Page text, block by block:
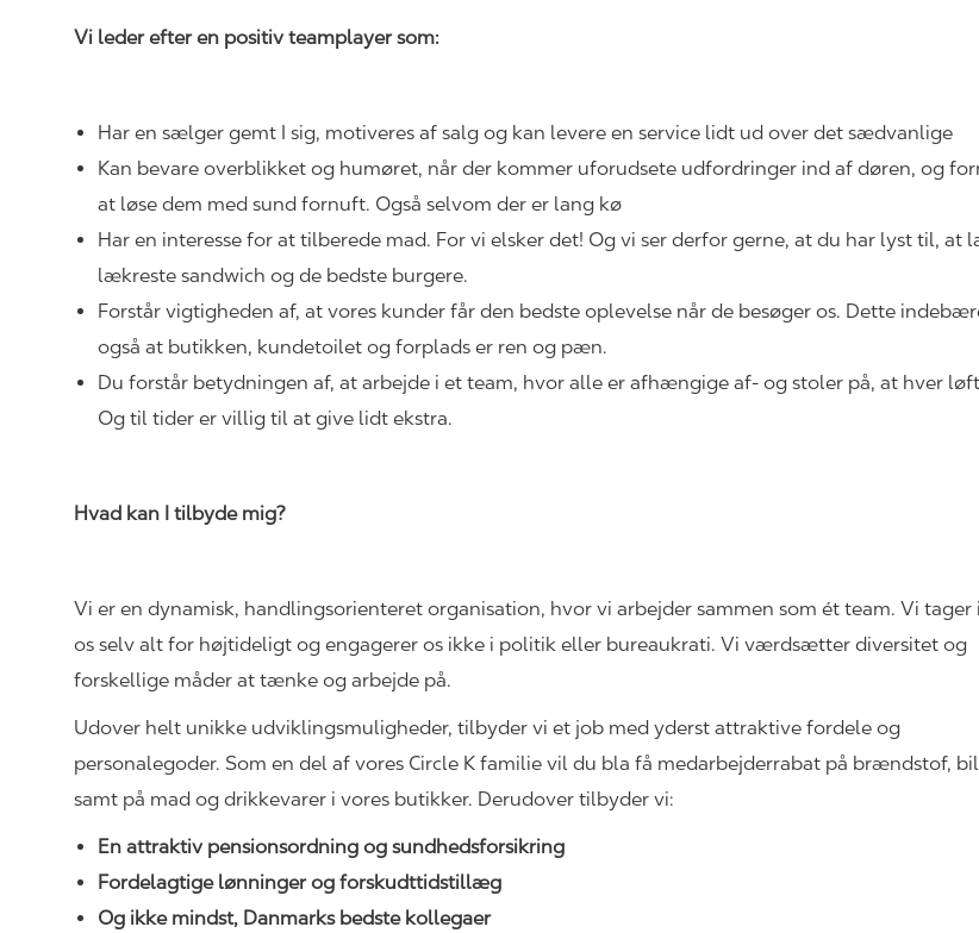
Vi leder efter en positiv teamplayer som:
Har en sælger gemt I sig, motiveres af salg og kan levere en service lidt ud over det sædvanlige
Kan bevare overblikket og humøret, når der kommer uforudsete udfordringer ind af døren, og
at løse dem med sund fornuft. Også selvom der er lang kø
Har en interesse for at tilberede mad. For vi elsker det! Og vi ser derfor gerne, at du har lyst til, at
lækreste sandwich og de bedste burgere.
Forstår vigtigheden af, at vores kunder får den bedste oplevelse når de besøger os. Dette
også at butikken, kundetoilet og forplads er ren og pæn.
Du forstår betydningen af, at arbejde i et team, hvor alle er afhængige af- og stoler på, at hver
Og til tider er villig til at give lidt ekstra.
Hvad kan I tilbyde mig?
Vi er en dynamisk, handlingsorienteret organisation, hvor vi arbejder sammen som ét team. Vi tager
os selv alt for højtideligt og engagerer os ikke i politik eller bureaukrati. Vi værdsætter diversitet og
forskellige måder at tænke og arbejde på.
Udover helt unikke udviklingsmuligheder, tilbyder vi et job med yderst attraktive fordele og
personalegoder. Som en del af vores Circle K familie vil du bla få medarbejderrabat på brændstof,
samt på mad og drikkevarer i vores butikker. Derudover tilbyder vi:
En attraktiv pensionsordning og sundhedsforsikring
Fordelagtige lønninger og forskudttidstillæg
Og ikke mindst, Danmarks bedste kollegaer